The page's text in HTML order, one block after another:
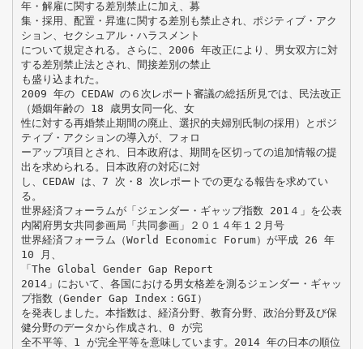
年・解雇に関する差別禁止に加え、募
集・採用、配置・昇進に関する差別も禁止され、ポジティブ・アク
ション、セクシュアル・ハラスメント
について規定される。さらに、2006 年改正により、男女双方に対
する差別禁止法とされ、間接差別の禁止
も盛り込まれた。
2009 年の CEDAW の６次レポート審議の総括所見では、民法改正
（婚姻年齢の 18 歳男女同一化、女
性に対する再婚禁止期間の廃止、選択的夫婦別氏制の採用）とポジ
ティブ・アクションの導入が、フォロ
ーアップ項目とされ、日本政府は、期間を区切っての追加情報の提
出を求められる。日本政府の対応に対
し、CEDAW は、7 次・8 次レポートでの更なる報告を求めてい
る。
世界経済フォーラムが「ジェンダー・ギャップ指数 201４」を公表
内閣府男女共同参画局「共同参画」２０１４年１２月号
世界経済フォーラム（World Economic Forum）が平成 26 年
10 月、
「The Global Gender Gap Report
2014」において、各国における男女格差を測るジェンダー・ギャッ
プ指数（Gender Gap Index：GGI）
を発表しました。本指数は、経済分野、教育分野、政治分野及び保
健分野のデータから作成され、0 が完
全不平等、1 が完全平等を意味しています。2014 年の日本の順位